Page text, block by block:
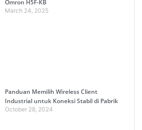
Omron H5F-KB
March 24, 2025
Panduan Memilih Wireless Client
Industrial untuk Koneksi Stabil di Pabrik
October 28, 2024